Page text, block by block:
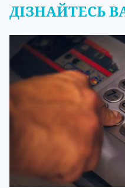
ДІЗНАЙТЕСЬ